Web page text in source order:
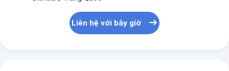
Liên hệ với bây giờ